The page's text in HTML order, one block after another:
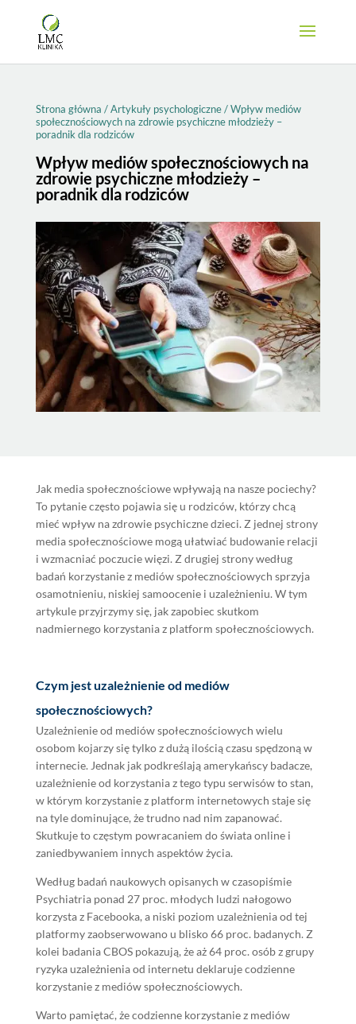
Strona główna /Artykuły psychologiczne/Wpływ mediów
społecznościowych na zdrowie psychiczne młodzieży –
poradnik dla rodziców
Wpływ mediów społecznościowych na
zdrowie psychiczne młodzieży –
poradnik dla rodziców
Jak media społecznościowe wpływają na nasze pociechy?
To pytanie często pojawia się u rodziców, którzy chcą
mieć wpływ na zdrowie psychiczne dzieci. Z jednej strony
media społecznościowe mogą ułatwiać budowanie relacji
i wzmacniać poczucie więzi. Z drugiej strony według
badań korzystanie z mediów społecznościowych sprzyja
osamotnieniu, niskiej samoocenie i uzależnieniu. W tym
artykule przyjrzymy się, jak zapobiec skutkom
nadmiernego korzystania z platform społecznościowych.
Czym jest uzależnienie od mediów
społecznościowych?
Uzależnienie od mediów społecznościowych wielu
osobom kojarzy się tylko z dużą ilością czasu spędzoną w
internecie. Jednak jak podkreślają amerykańscy badacze,
uzależnienie od korzystania z tego typu serwisów to stan,
w którym korzystanie z platform internetowych staje się
na tyle dominujące, że trudno nad nim zapanować.
Skutkuje to częstym powracaniem do świata online i
zaniedbywaniem innych aspektów życia.
Według badań naukowych opisanych w czasopiśmie
Psychiatria ponad 27 proc. młodych ludzi nałogowo
korzysta z Facebooka, a niski poziom uzależnienia od tej
platformy zaobserwowano u blisko 66 proc. badanych. Z
kolei badania CBOS pokazują, że aż 64 proc. osób z grupy
ryzyka uzależnienia od internetu deklaruje codzienne
korzystanie z mediów społecznościowych.
Warto pamiętać, że codzienne korzystanie z mediów